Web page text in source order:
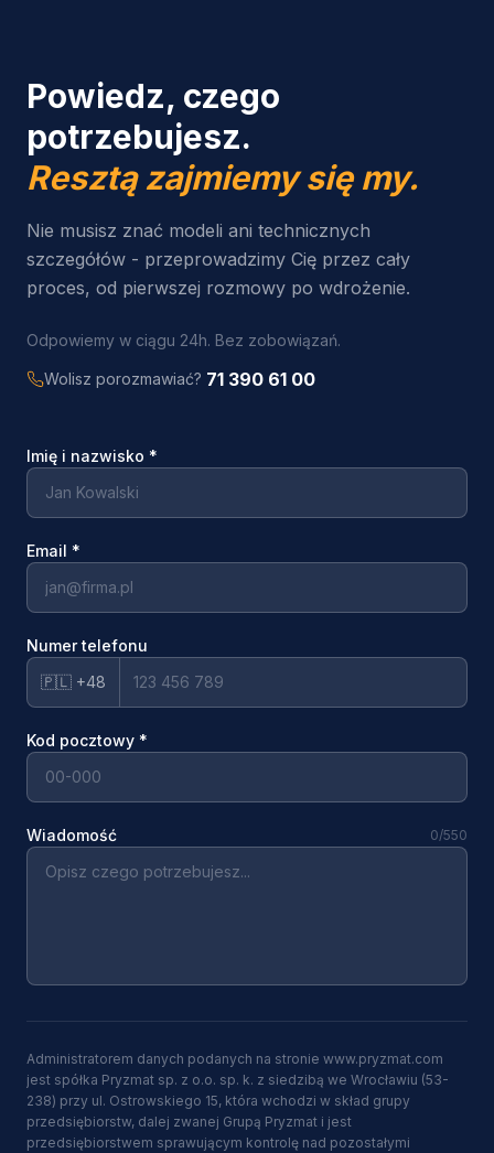
Powiedz, czego
potrzebujesz.
Resztą zajmiemy się my.
Nie musisz znać modeli ani technicznych
szczegółów - przeprowadzimy Cię przez cały
proces, od pierwszej rozmowy po wdrożenie.
Odpowiemy w ciągu 24h. Bez zobowiązań.
Wolisz porozmawiać? 71 390 61 00
Imię i nazwisko *
Email *
Numer telefonu
🇵🇱 +48
Kod pocztowy *
Wiadomość 0/550
Administratorem danych podanych na stronie www.pryzmat.com
jest spółka Pryzmat sp. z o.o. sp. k. z siedzibą we Wrocławiu (53-
238) przy ul. Ostrowskiego 15, która wchodzi w skład grupy
przedsiębiorstw, dalej zwanej Grupą Pryzmat i jest
przedsiębiorstwem sprawującym kontrolę nad pozostałymi